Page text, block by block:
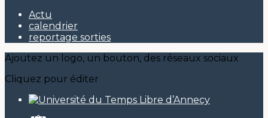
Actu
calendrier
reportage sorties
Ajoutez un logo, un bouton, des réseaux sociaux
Cliquez pour éditer